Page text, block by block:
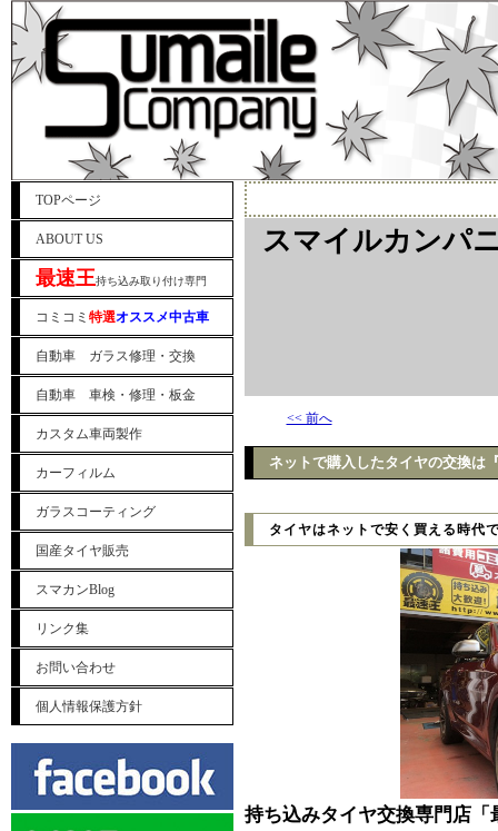
TOPページ
ABOUT US
最速王持ち込み取り付け専門
コミコミ 特選オススメ中古車
自動車 ガラス修理・交換
自動車 車検・修理・板金
カスタム車両製作
カーフィルム
ガラスコーティング
国産タイヤ販売
スマカンBlog
リンク集
お問い合わせ
個人情報保護方針
スマイルカンパ
<< 前へ
ネットで購入したタイヤの交換は
タイヤはネットで安く買える時代
持ち込みタイヤ交換専門店「